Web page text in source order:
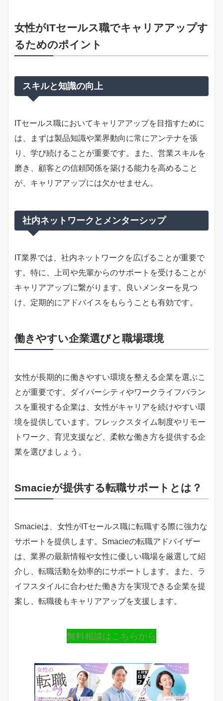
女性がITセールス職でキャリアアップす
るためのポイント
スキルと知識の向上
ITセールス職においてキャリアアップを目指すために
は、まずは製品知識や業界動向に常にアンテナを張
り、学び続けることが重要です。また、営業スキルを
磨き、顧客との信頼関係を築ける能力を高めること
が、キャリアアップには欠かせません。
社内ネットワークとメンターシップ
IT業界では、社内ネットワークを広げることが重要で
す。特に、上司や先輩からのサポートを受けることが
キャリアアップに繋がります。良いメンターを見つ
け、定期的にアドバイスをもらうことも有効です。
働きやすい企業選びと職場環境
女性が長期的に働きやすい環境を整える企業を選ぶこ
とが重要です。ダイバーシティやワークライフバラン
スを重視する企業は、女性がキャリアを続けやすい環
境を提供しています。フレックスタイム制度やリモー
トワーク、育児支援など、柔軟な働き方を提供する企
業を選びましょう。
Smacieが提供する転職サポートとは？
Smacieは、女性がITセールス職に転職する際に強力な
サポートを提供します。Smacieの転職アドバイザー
は、業界の最新情報や女性に優しい職場を厳選して紹
介し、転職活動を効率的にサポートします。また、ラ
イフスタイルに合わせた働き方を実現できる企業を提
案し、転職後もキャリアアップを支援します。
無料相談はこちらから